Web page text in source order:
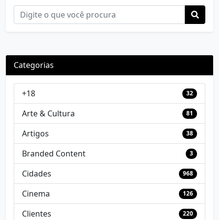
Categorias
+18 32
Arte & Cultura 81
Artigos 38
Branded Content 3
Cidades 968
Cinema 126
Clientes 220